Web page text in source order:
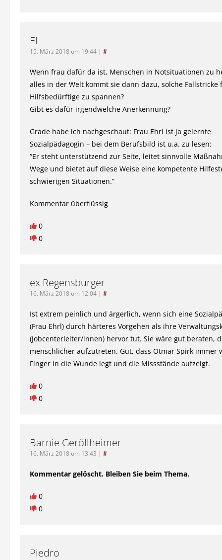
El
15. März 2018 um 19:44 | #
Wenn frau dafür da ist, Menschen in Notsituationen zu
alles in der Welt kommt sie dann dazu, solche Fallstricke
Hilfsbedürftige zu spannen?
Gibt es dafür irgendwelche Anerkennung?
Grade habe ich nachgeschaut: Frau Ehrl ist ja gelernte
Sozialpädagogin – bei dem Berufsbild ist u.a. zu lesen:
“Er steht unterstützend zur Seite, leitet sinnvolle
Wege und bietet auf diese Weise eine kompetente
schwierigen Situationen.”
Kommentar überflüssig
0
0
ex Regensburger
16. März 2018 um 12:04 | #
Ist extrem peinlich und ärgerlich, wenn sich eine
(Frau Ehrl) durch härteres Vorgehen als ihre
(Jobcenterleiter/innen) hervor tut. Sie wäre gut beraten,
menschlicher aufzutreten. Gut, dass Otmar Spirk immer
Finger in die Wunde legt und die Missstände aufzeigt.
0
0
Barnie Geröllheimer
16. März 2018 um 13:43 | #
Kommentar gelöscht. Bleiben Sie beim Thema.
0
0
Piedro